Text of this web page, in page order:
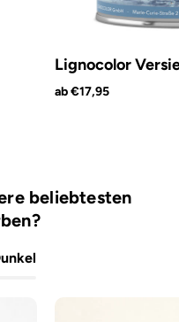
Lignocolor
ab €17,95
beliebtesten